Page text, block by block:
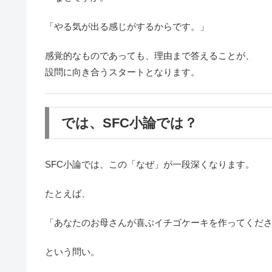
「やる気が出る感じがするからです。」
感覚的なものであっても、理由まで答えることが、
設問に向き合うスタートとなります。
では、SFC小論では？
SFC小論では、この「なぜ」が一段深くなります。
たとえば、
「あなたのお母さんが喜ぶイチゴケーキを作ってくだ
という問い。